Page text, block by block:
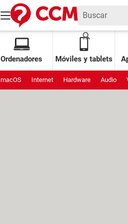
Ordenadores Móviles y tablets
macOS Internet Hardware Audio